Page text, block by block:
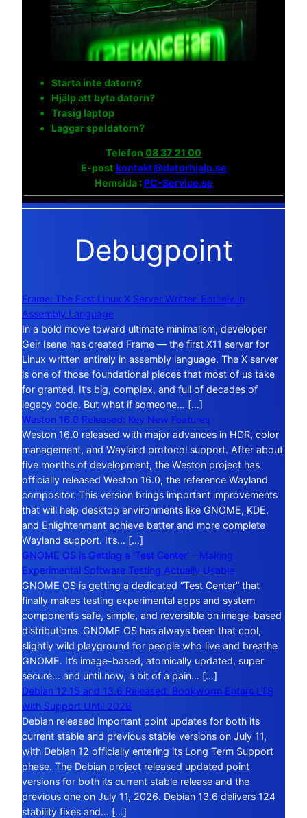
Starta inte datorn?
Hjälp att byta datorn?
Trasig laptop
Laggar speldatorn?
Telefon 08 37 21 00
E-post kontakt@datorhjalp.se
Hemsida :PC-Service.se
Debugpoint
Frame: The First Linux X Server Written Entirely in
Assembly Language
In a bold move toward ultimate minimalism, developer
Geir Isene has created Frame — the first X11 server for
Linux written entirely in assembly language. The X server
is one of those foundational pieces that most of us take
for granted. It’s big, complex, and full of decades of
legacy code. But what if someone… […]
Weston 16.0 Released: Key New Features
Weston 16.0 released with major advances in HDR, color
management, and Wayland protocol support. After about
five months of development, the Weston project has
officially released Weston 16.0, the reference Wayland
compositor. This version brings important improvements
that will help desktop environments like GNOME, KDE,
and Enlightenment achieve better and more complete
Wayland support. It’s… […]
GNOME OS is Getting a ‘Test Center’ – Making
Experimental Software Testing Actually Usable
GNOME OS is getting a dedicated “Test Center” that
finally makes testing experimental apps and system
components safe, simple, and reversible on image-based
distributions. GNOME OS has always been that cool,
slightly wild playground for people who live and breathe
GNOME. It’s image-based, atomically updated, super
secure… and until now, a bit of a pain… […]
Debian 12.15 and 13.6 Released: Bookworm Enters LTS
with Support Until 2028
Debian released important point updates for both its
current stable and previous stable versions on July 11,
with Debian 12 officially entering its Long Term Support
phase. The Debian project released updated point
versions for both its current stable release and the
previous one on July 11, 2026. Debian 13.6 delivers 124
stability fixes and… […]